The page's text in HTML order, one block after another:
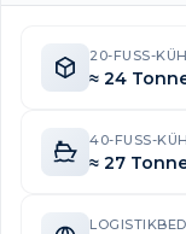
20-FUSS-
≈ 24
40-FUSS-
≈ 27